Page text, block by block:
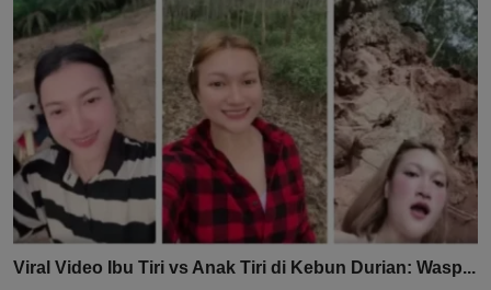
Viral Video Ibu Tiri vs Anak Tiri di Kebun Durian: Wasp...